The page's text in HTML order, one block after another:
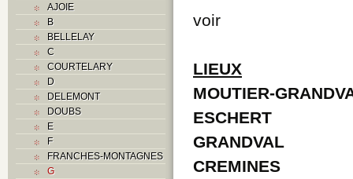
AJOIE
B
BELLELAY
C
COURTELARY
D
DELEMONT
DOUBS
E
F
FRANCHES-MONTAGNES
G
voir
LIEUX
MOUTIER-
ESCHERT
GRANDVAL
CREMINES